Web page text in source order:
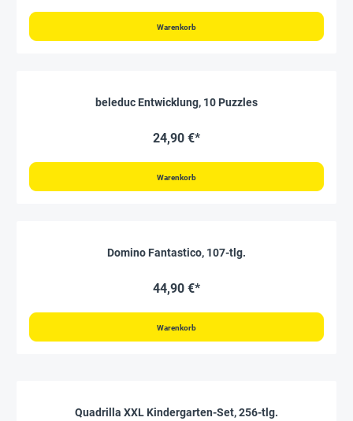
Warenkorb
beleduc Entwicklung, 10 Puzzles
24,90 €*
Warenkorb
Domino Fantastico, 107-tlg.
44,90 €*
Warenkorb
Quadrilla XXL Kindergarten-Set, 256-tlg.